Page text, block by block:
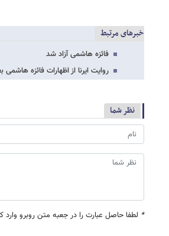
خبرهای مرتبط
فائزه هاشمی آزاد شد
روایت ایرنا از اظهارات فائزه
نظر شما
* لطفا حاصل عبارت را در جعبه متن روبرو وارد